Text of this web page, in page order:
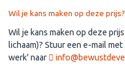
Wil je kans maken op deze prijs?
Wil je kans maken op deze
lichaam)? Stuur een e-mail
werk' naar